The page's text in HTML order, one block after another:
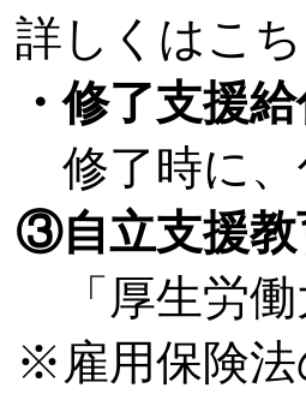
詳しくはこ
・修了支援
修了時に、
③自立支援教
「厚生労働
※雇用保険法